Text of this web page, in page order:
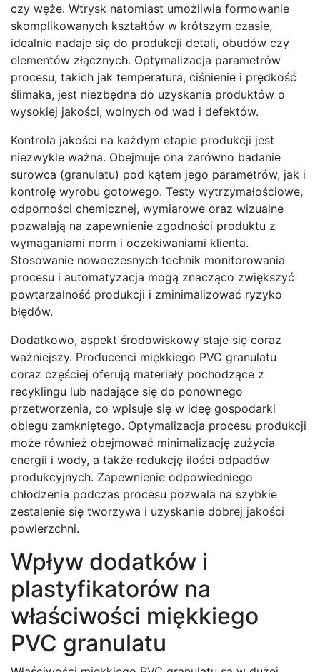
czy węże. Wtrysk natomiast umożliwia formowanie
skomplikowanych kształtów w krótszym czasie,
idealnie nadaje się do produkcji detali, obudów czy
elementów złącznych. Optymalizacja parametrów
procesu, takich jak temperatura, ciśnienie i prędkość
ślimaka, jest niezbędna do uzyskania produktów o
wysokiej jakości, wolnych od wad i defektów.
Kontrola jakości na każdym etapie produkcji jest
niezwykle ważna. Obejmuje ona zarówno badanie
surowca (granulatu) pod kątem jego parametrów, jak i
kontrolę wyrobu gotowego. Testy wytrzymałościowe,
odporności chemicznej, wymiarowe oraz wizualne
pozwalają na zapewnienie zgodności produktu z
wymaganiami norm i oczekiwaniami klienta.
Stosowanie nowoczesnych technik monitorowania
procesu i automatyzacja mogą znacząco zwiększyć
powtarzalność produkcji i zminimalizować ryzyko
błędów.
Dodatkowo, aspekt środowiskowy staje się coraz
ważniejszy. Producenci miękkiego PVC granulatu
coraz częściej oferują materiały pochodzące z
recyklingu lub nadające się do ponownego
przetworzenia, co wpisuje się w ideę gospodarki
obiegu zamkniętego. Optymalizacja procesu produkcji
może również obejmować minimalizację zużycia
energii i wody, a także redukcję ilości odpadów
produkcyjnych. Zapewnienie odpowiedniego
chłodzenia podczas procesu pozwala na szybkie
zestalenie się tworzywa i uzyskanie dobrej jakości
powierzchni.
Wpływ dodatków i
plastyfikatorów na
właściwości miękkiego
PVC granulatu